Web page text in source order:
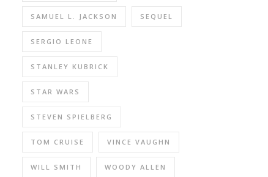
SAMUEL L. JACKSON SEQUEL
SERGIO LEONE
STANLEY KUBRICK
STAR WARS
STEVEN SPIELBERG
TOM CRUISE VINCE VAUGHN
WILL SMITH WOODY ALLEN